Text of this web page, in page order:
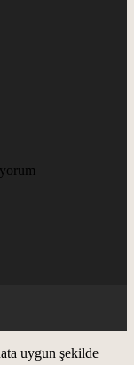
uygun şekilde